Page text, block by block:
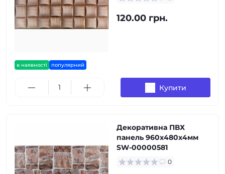
в наявності популярний
120.00 грн.
Купити
Декоративна ПВХ
панель 960х480х4мм
SW-00000581
0